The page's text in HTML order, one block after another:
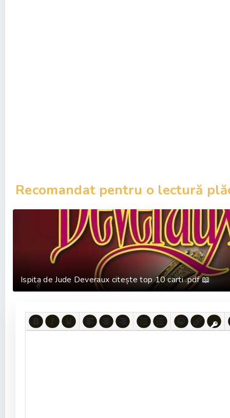
Recomandat pentru o lectură
Ispita de Jude Deveraux citește top 10 carti .pdf 📖